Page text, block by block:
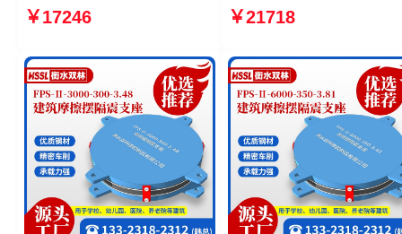
8000-350-3.81源头工厂 建筑
￥17246
3.48厂家 建筑摩擦摆隔振
支座的价格
￥21718